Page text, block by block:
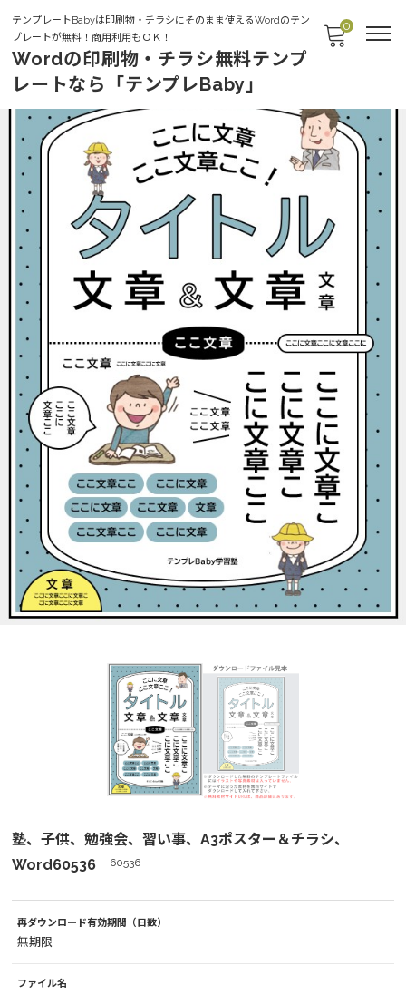
テンプレートBabyは印刷物・チラシにそのまま使えるWordのテン
プレートが無料！商用利用もＯＫ！
Wordの印刷物・チラシ無料テンプ
レートなら「テンプレBaby」
0
塾、子供、勉強会、習い事、A3ポスター＆チラシ、
Word60536
60536
再ダウンロード有効期間（日数）
無期限
ファイル名